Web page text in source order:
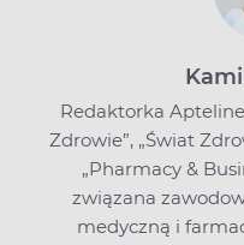
Redaktorka
Zdrowie”, „Świat
„Pharmacy &
związana
medyczną i